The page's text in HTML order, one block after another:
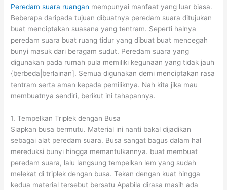
Peredam suara ruangan mempunyai manfaat yang luar biasa.
Beberapa daripada tujuan dibuatnya peredam suara ditujukan
buat menciptakan suasana yang tentram. Seperti halnya
peredam suara buat ruang tidur yang dibuat buat mencegah
bunyi masuk dari beragam sudut. Peredam suara yang
digunakan pada rumah pula memiliki kegunaan yang tidak jauh
{berbeda|berlainan]. Semua digunakan demi menciptakan rasa
tentram serta aman kepada pemiliknya. Nah kita jika mau
membuatnya sendiri, berikut ini tahapannya.
1. Tempelkan Triplek dengan Busa
Siapkan busa bermutu. Material ini nanti bakal dijadikan
sebagai alat peredam suara. Busa sangat bagus dalam hal
mereduksi bunyi hingga memantulkannya. buat membuat
peredam suara, lalu langsung tempelkan lem yang sudah
melekat di triplek dengan busa. Tekan dengan kuat hingga
kedua material tersebut bersatu Apabila dirasa masih ada